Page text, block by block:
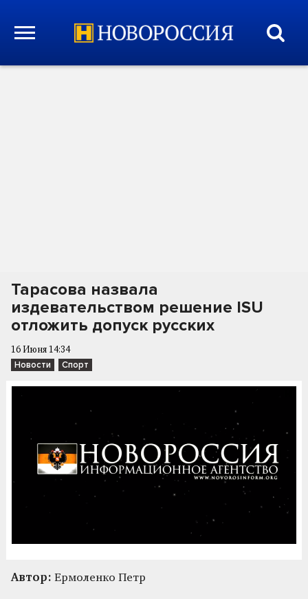
Тарасова назвала
издевательством решение ISU
отложить допуск русских
16 Июня 14:34
Новости Спорт
Автор: Ермоленко Петр